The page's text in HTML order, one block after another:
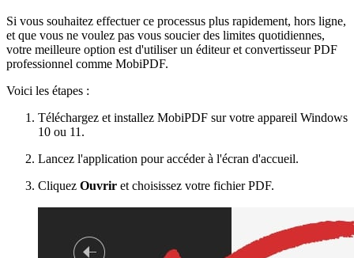
Si vous souhaitez effectuer ce processus plus rapidement, hors ligne,
et que vous ne voulez pas vous soucier des limites quotidiennes,
votre meilleure option est d'utiliser un éditeur et convertisseur PDF
professionnel comme MobiPDF.
Voici les étapes :
Téléchargez et installez MobiPDF sur votre appareil Windows
10 ou 11.
Lancez l'application pour accéder à l'écran d'accueil.
Cliquez Ouvrir et choisissez votre fichier PDF.